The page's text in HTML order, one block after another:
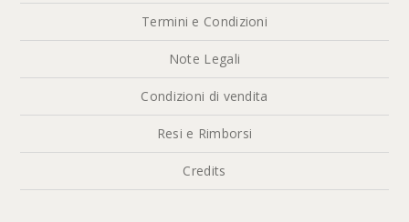
Termini e Condizioni
Note Legali
Condizioni di vendita
Resi e Rimborsi
Credits